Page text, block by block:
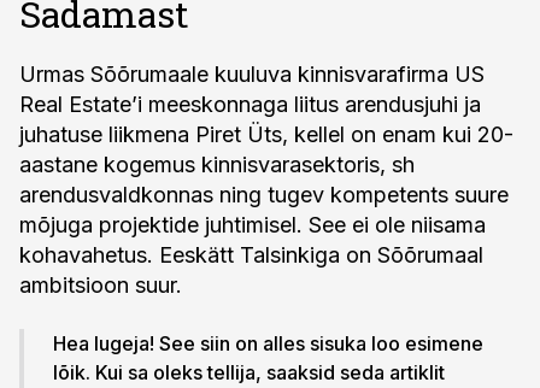
Sadamast
Urmas Sõõrumaale kuuluva kinnisvarafirma US
Real Estate’i meeskonnaga liitus arendusjuhi ja
juhatuse liikmena Piret Üts, kellel on enam kui 20-
aastane kogemus kinnisvarasektoris, sh
arendusvaldkonnas ning tugev kompetents suure
mõjuga projektide juhtimisel. See ei ole niisama
kohavahetus. Eeskätt Talsinkiga on Sõõrumaal
ambitsioon suur.
Hea lugeja! See siin on alles sisuka loo esimene
lõik. Kui sa oleks tellija, saaksid seda artiklit